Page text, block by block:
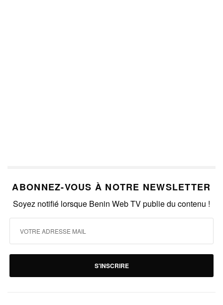
ABONNEZ-VOUS À NOTRE NEWSLETTER
Soyez notifié lorsque Benin Web TV publie du contenu !
S'INSCRIRE